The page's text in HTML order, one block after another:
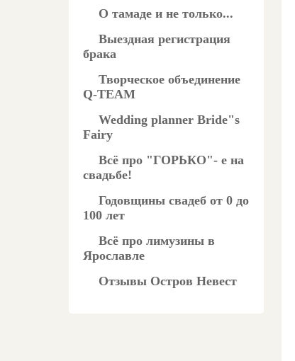
О тамаде и не только...
Выездная регистрация
брака
Творческое объединение
Q-TEAM
Wedding planner Bride"s
Fairy
Всё про "ГОРЬКО"- е на
свадьбе!
Годовщины свадеб от 0 до
100 лет
Всё про лимузины в
Ярославле
Отзывы Остров Невест